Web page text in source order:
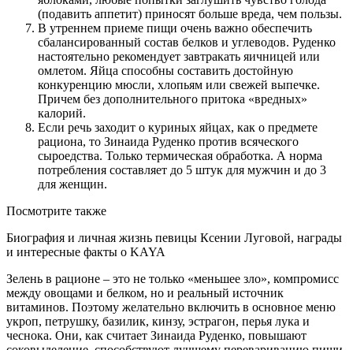
(подавить аппетит) приносят больше вреда, чем пользы.
В утреннем приеме пищи очень важно обеспечить
сбалансированный состав белков и углеводов. Руденко
настоятельно рекомендует завтракать яичницей или
омлетом. Яйца способны составить достойную
конкуренцию мюсли, хлопьям или свежей выпечке.
Причем без дополнительного притока «вредных»
калорий.
Если речь заходит о куриных яйцах, как о предмете
рациона, то Зинаида Руденко против всяческого
сыроедства. Только термическая обработка. А норма
потребления составляет до 5 штук для мужчин и до 3
для женщин.
Посмотрите также
Биография и личная жизнь певицы Ксении Луговой, награды
и интересные факты о KAYA
Зелень в рационе – это не только «меньшее зло», компромисс
между овощами и белком, но и реальный источник
витаминов. Поэтому желательно включить в основное меню
укроп, петрушку, базилик, кинзу, эстрагон, перья лука и
чеснока. Они, как считает Зинаида Руденко, повышают